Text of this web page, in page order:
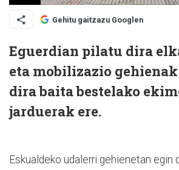
Gehitu gaitzazu Googlen
Eguerdian pilatu dira
eta mobilizazio
dira baita bestelako
jarduerak ere.
Eskualdeko udalerri gehienetan egin